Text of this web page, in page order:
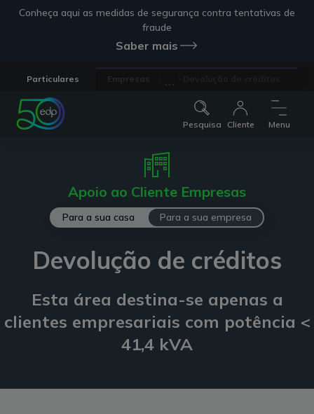
Conheça aqui as medidas de segurança contra tentativas de
fraude
Saber mais
Particulares
Pesquisa Cliente Menu
Apoio ao Cliente Empresas
Para a sua casa Para a sua empresa
Devolução de créditos
Esta área destina-se apenas a
clientes empresariais com potência <
41,4 kVA